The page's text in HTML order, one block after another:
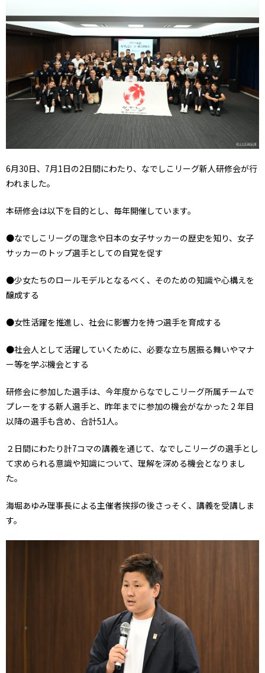
6月30日、7月1日の2日間にわたり、なでしこリーグ新人研修会が行
われました。
本研修会は以下を目的とし、毎年開催しています。
●なでしこリーグの理念や日本の女子サッカーの歴史を知り、女子
サッカーのトップ選手としての自覚を促す
●少女たちのロールモデルとなるべく、そのための知識や心構えを
醸成する
●女性活躍を推進し、社会に影響力を持つ選手を育成する
●社会人として活躍していくために、必要な立ち居振る舞いやマナ
ー等を学ぶ機会とする
研修会に参加した選手は、今年度からなでしこリーグ所属チームで
プレーをする新人選手と、昨年までに参加の機会がなかった 2 年目
以降の選手も含め、合計51人。
２日間にわたり計7コマの講義を通じて、なでしこリーグの選手とし
て求められる意識や知識について、理解を深める機会となりまし
た。
海堀あゆみ理事長による主催者挨拶の後さっそく、講義を受講しま
す。